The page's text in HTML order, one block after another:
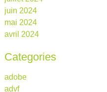
juin 2024
mai 2024
avril 2024
Categories
adobe
advf